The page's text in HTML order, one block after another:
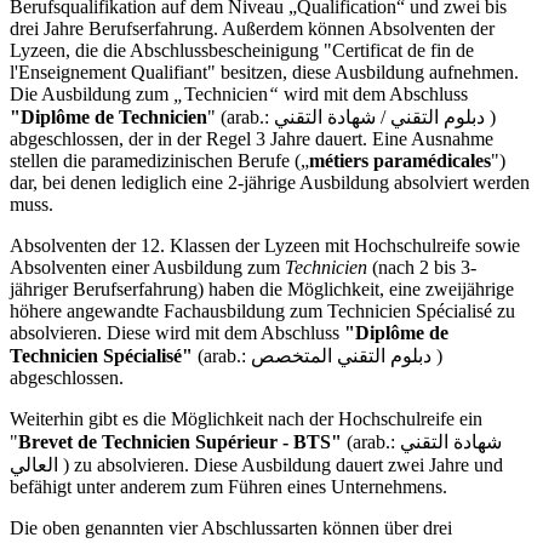
Berufsqualifikation auf dem Niveau „Qualification“ und zwei bis
drei Jahre Berufserfahrung. Außerdem können Absolventen der
Lyzeen, die die Abschlussbescheinigung "Certificat de fin de
l'Enseignement Qualifiant" besitzen, diese Ausbildung aufnehmen.
Die Ausbildung zum
Technicien“ wird mit dem Abschluss
"Diplôme de Technicien" (arab.: دبلوم التقني / شهادة التقني )
abgeschlossen, der in der Regel 3 Jahre dauert. Eine Ausnahme
stellen die paramedizinischen Berufe („métiers paramédicales")
dar, bei denen lediglich eine 2-jährige Ausbildung absolviert werden
muss.
Absolventen der 12. Klassen der Lyzeen mit Hochschulreife sowie
Absolventen einer Ausbildung zum Technicien (nach 2 bis 3-
jähriger Berufserfahrung) haben die Möglichkeit, eine zweijährige
höhere angewandte Fachausbildung zum Technicien Spécialisé zu
absolvieren. Diese wird mit dem Abschluss "Diplôme de
Technicien Spécialisé" (arab.: دبلوم التقني المتخصص )
abgeschlossen.
Weiterhin gibt es die Möglichkeit nach der Hochschulreife ein
"Brevet de Technicien Supérieur - BTS" (arab.: شهادة التقني
العالي ) zu absolvieren. Diese Ausbildung dauert zwei Jahre und
befähigt unter anderem zum Führen eines Unternehmens.
Die oben genannten vier Abschlussarten können über drei